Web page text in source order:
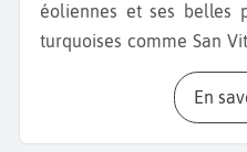
éoliennes et ses belles
turquoises comme San
le Lido
Commencez par
En